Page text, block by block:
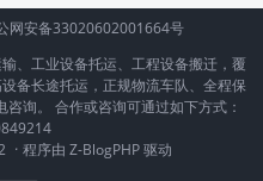
网安备33020602001664号
、工业设备托运、工程设备搬迁，覆
备长途托运，正规物流车队、全程保
询。 合作或咨询可通过如下方式：
· 程序由 Z-BlogPHP驱动